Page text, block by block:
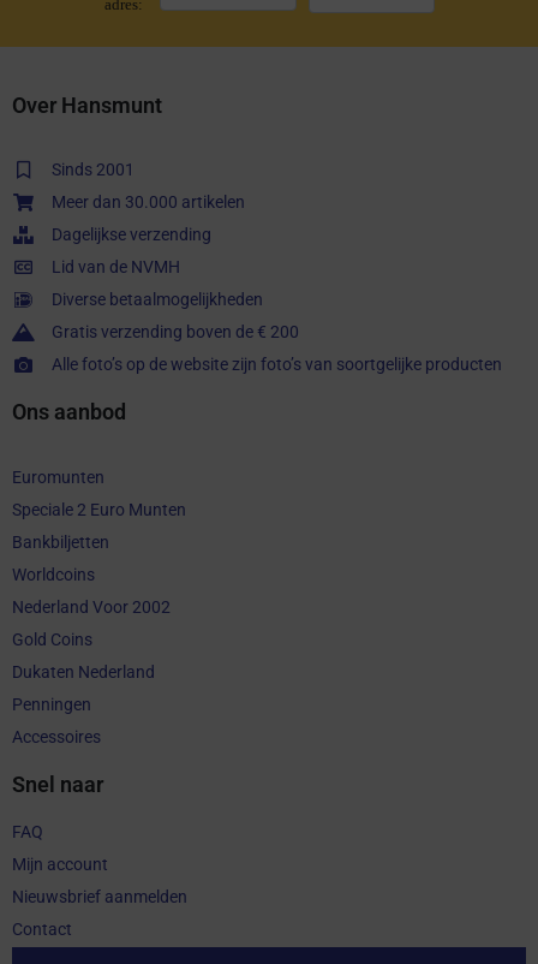
adres:
Over Hansmunt
Sinds 2001
Meer dan 30.000 artikelen
Dagelijkse verzending
Lid van de NVMH
Diverse betaalmogelijkheden
Gratis verzending boven de € 200
Alle foto’s op de website zijn foto’s van soortgelijke producten
Ons aanbod
Euromunten
Speciale 2 Euro Munten
Bankbiljetten
Worldcoins
Nederland Voor 2002
Gold Coins
Dukaten Nederland
Penningen
Accessoires
Snel naar
FAQ
Mijn account
Nieuwsbrief aanmelden
Contact